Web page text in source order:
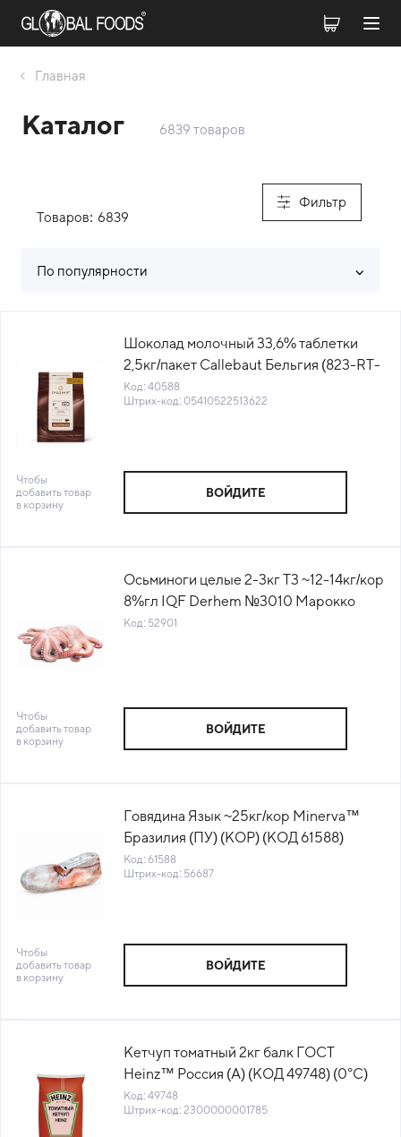
Главная
Каталог 6839 товаров
Фильтр
Товаров: 6839
По популярности
Шоколад молочный 33,6% таблетки
2,5кг/пакет Callebaut Бельгия (823-RT-
U71) (КОД 40588) (+18°С)
Код: 40588
Штрих-код: 05410522513622
Чтобы
добавить товар
в корзину
ВОЙДИТЕ
Осьминоги целые 2-3кг Т3 ~12-14кг/кор
8%гл IQF Derhem №3010 Марокко
(КОР) (КОД 52901) (-18°С)
Код: 52901
Чтобы
добавить товар
в корзину
ВОЙДИТЕ
Говядина Язык ~25кг/кор Minerva™
Бразилия (ПУ) (КОР) (КОД 61588)
(-18°С)
Код: 61588
Штрих-код: 56687
Чтобы
добавить товар
в корзину
ВОЙДИТЕ
Кетчуп томатный 2кг балк ГОСТ
Heinz™ Россия (А) (КОД 49748) (0°С)
Код: 49748
Штрих-код: 2300000001785